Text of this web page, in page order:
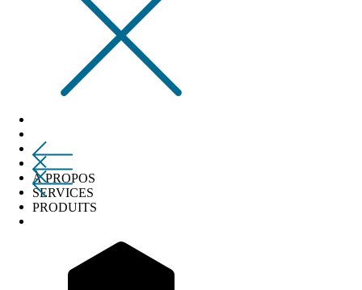
À PROPOS
SERVICES
PRODUITS